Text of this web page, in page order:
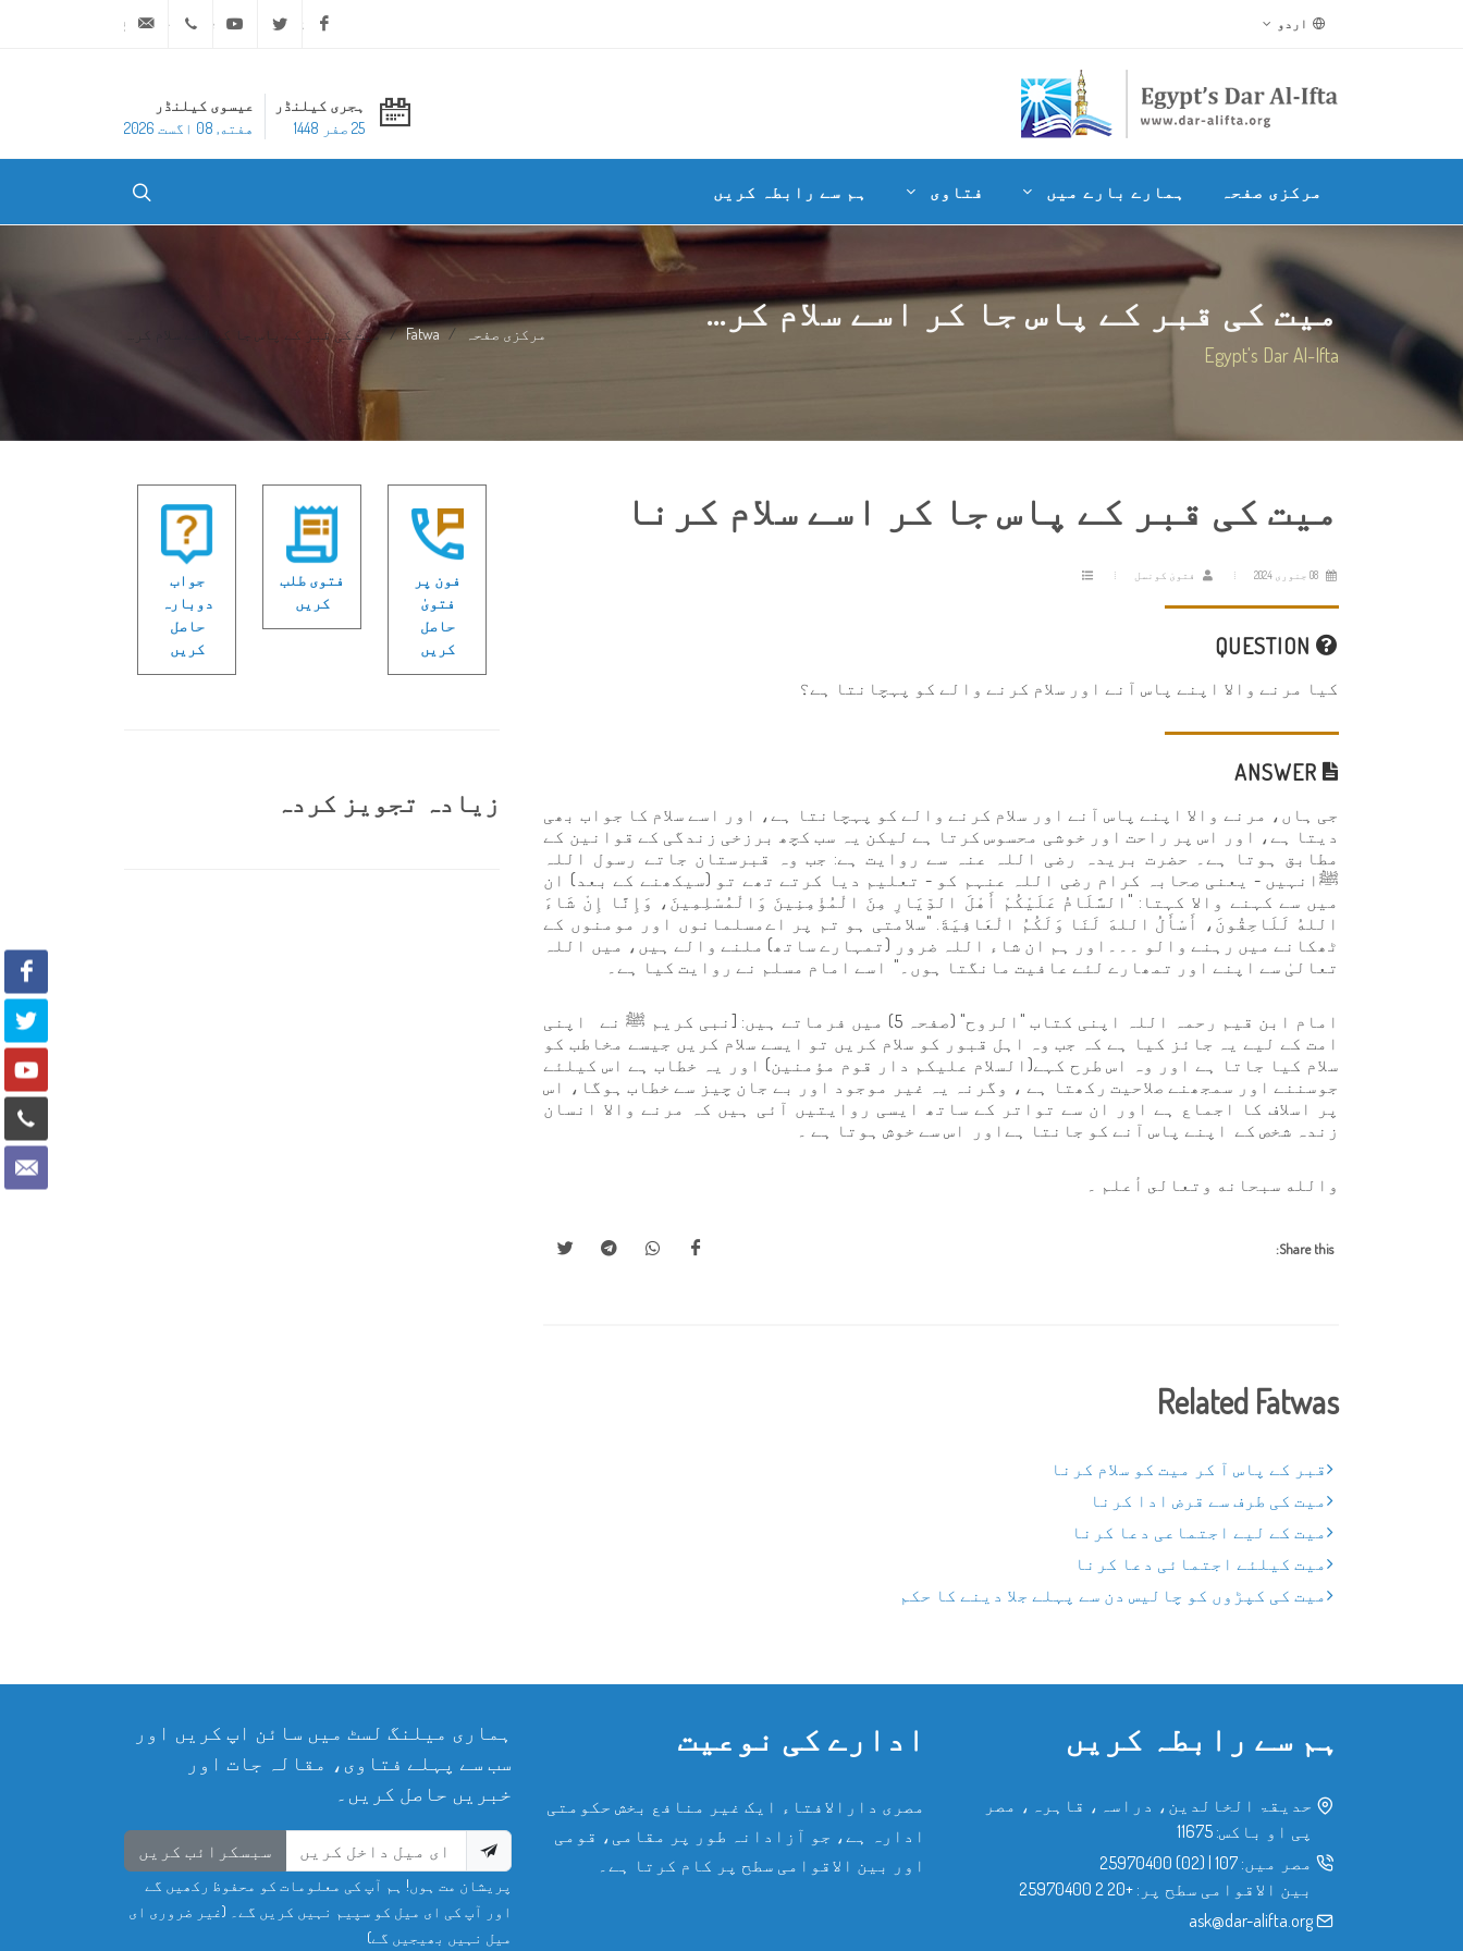
اردو Facebook
Twitter
Youtube
ہجری کیلنڈر
25 صفر 1448
عیسوی کیلنڈر
هفته, 08 اگست 2026
مرکزی صفحہ ہمارے بارے میں فتاوی ہم سے رابطہ کریں
میت کی قبر کے پاس جا کر اسے سلام کر...
Egypt's Dar Al-Ifta
مرکزی صفحہ Fatwa میت کی قبر کے پاس جا کر اسے سلام کر...
میت کی قبر کے پاس جا کر اسے سلام کرنا
فتویٰ کونسل
کیا مرنے والا اپنے پاس آنے اور سلام کرنے والے کو پہچانتا ہے؟
جی ہاں، مرنے والا اپنے پاس آنے اور سلام کرنے والے کو پہچانتا ہے، اور اسے سلام کا جواب بھی
دیتا ہے، اور اس پر راحت اور خوشی محسوس کرتا ہے لیکن یہ سب کچھ برزخی زندگی کے قوانین کے
مطابق ہوتا ہے۔ حضرت بریدہ رضی اللہ عنہ سے روایت ہے: جب وہ قبرستان جاتے رسول اللہ
ﷺانہیں - یعنی صحابہ کرام رضی اللہ عنہم کو - تعلیم دیا کرتے تھے تو (سیکھنے کے بعد) ان
میں سے کہنے والا کہتا: "السَّلَامُ عَلَيْكُمْ أَهْلَ الدِّيَارِ مِنَ الْمُؤْمِنِينَ وَالْمُسْلِمِينَ، وَإِنَّا إِنْ شَاءَ
اللهُ لَلَاحِقُونَ، أَسْأَلُ اللهَ لَنَا وَلَكُمُ الْعَافِيَةَ. "سلامتی ہو تم پر اےمسلمانوں اور مومنوں کے
ٹھکانے میں رہنے والو ۔۔۔اور ہم ان شاء اللہ ضرور (تمہارے ساتھ) ملنے والے ہیں، میں اللہ
تعالیٰ سے اپنے اور تمھارے لئے عافیت مانگتا ہوں۔" اسے امام مسلم نے روایت کیا ہے۔
امام ابن قیم رحمہ اللہ اپنی کتاب "الروح" (صفحہ 5) میں فرماتے ہیں: [نبی کریم ﷺ نے اپنی
امت کے لیے یہ جائز کیا ہے کہ جب وہ اہل قبور کو سلام کریں تو ایسے سلام کریں جیسے مخاطب کو
سلام کیا جاتا ہے اور وہ اس طرح کہے(السلام عليكم دار قوم مؤمنين) اور یہ خطاب ہے اس کیلئے
جوسننے اور سمجھنے صلاحیت رکھتا ہے ، وگرنہ یہ غیر موجود اور بے جان چیز سے خطاب ہوگا، اس
پر اسلاف کا اجماع ہے اور ان سے تواتر کے ساتھ ایسی روایتیں آئی ہیں کہ مرنے والا انسان
زندہ شخص کے اپنے پاس آنے کو جانتا ہےاور اس سے خوش ہوتا ہے ۔
والله سبحانه وتعالى أعلم ۔
Share this:
Related Fatwas
قبر کے پاس آ کر میت کو سلام کرنا
میت کی طرف سے قرض ادا کرنا
میت کے لیے اجتماعی دعا کرنا
میت کیلئے اجتمائی دعا کرنا
میت کی کپڑوں کو چالیس دن سے پہلے جلا دینے کا حکم
فون پر
فتویٰ
حاصل
کریں
فتوی طلب
کریں
جواب
دوبارہ
حاصل
کریں
زیادہ تجویز کردہ
ہم سے رابطہ کریں
حدیقۃ الخالدین، دراسہ، قاہرہ، مصر
پی او باکس: 11675
مصر میں: 107
(02) 25970400
بین الاقوامی سطح پر: +20 2 25970400
ask@dar-alifta.org
ادارے کی نوعیت
مصری دارالافتاء ایک غیر منافع بخش حکومتی
ادارہ ہے، جو آزادانہ طور پر مقامی، قومی
اور بین الاقوامی سطح پر کام کرتا ہے۔
ہماری میلنگ لسٹ میں سائن اپ کریں اور
سب سے پہلے فتاوی، مقالہ جات اور
خبریں حاصل کریں۔
سبسکرائب کریں
پریشان مت ہوں! ہم آپ کی معلومات کو محفوظ رکھیں گے
اور آپ کی ای میل کو سپیم نہیں کریں گے۔ (غیر ضروری ای
میل نہیں بھیجیں گے)